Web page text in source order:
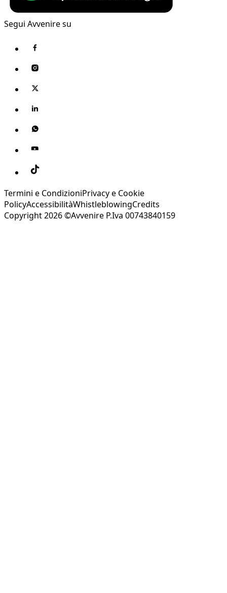
Segui Avvenire su
Termini e CondizioniPrivacy e Cookie
PolicyAccessibilitàWhistleblowingCredits
Copyright 2026 ©Avvenire P.Iva 00743840159